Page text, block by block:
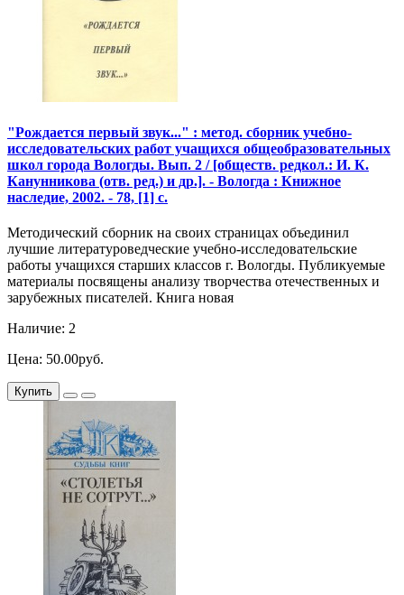
"Рождается первый звук..." : метод. сборник учебно-
исследовательских работ учащихся общеобразовательных
школ города Вологды. Вып. 2 / [обществ. редкол.: И. К.
Канунникова (отв. ред.) и др.]. - Вологда : Книжное
наследие, 2002. - 78, [1] с.
Методический сборник на своих страницах объединил
лучшие литературоведческие учебно-исследовательские
работы учащихся старших классов г. Вологды. Публикуемые
материалы посвящены анализу творчества отечественных и
зарубежных писателей. Книга новая
Наличие: 2
Цена: 50.00руб.
Купить